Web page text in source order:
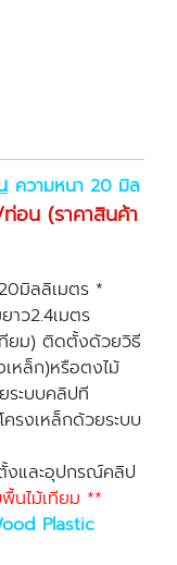
ความหนา 20 มิล
อน (ราคาสินค้า
มิลลิเมตร *
าว2.4เมตร
ยม) ติดตั้งด้วยวิธี
หล็ก)หรือตงไม้
ระบบคลิปที
รงเหล็กด้วยระบบ
งและอุปกรณ์คลิป
นไม้เทียม **
Plastic